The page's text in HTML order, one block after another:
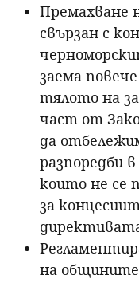
Премахване
свързан с
заема
тялото на
част от
да
разпоредби
които не се
за
на